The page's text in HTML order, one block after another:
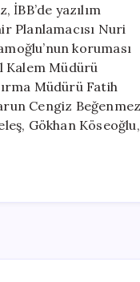
yazılım
Planlamacısı Nuri
koruması
Kalem Müdürü
Müdürü Fatih
Cengiz
Gökhan Köseoğlu,